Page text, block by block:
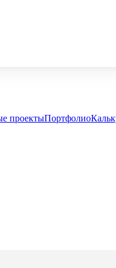
проектыПортфолио